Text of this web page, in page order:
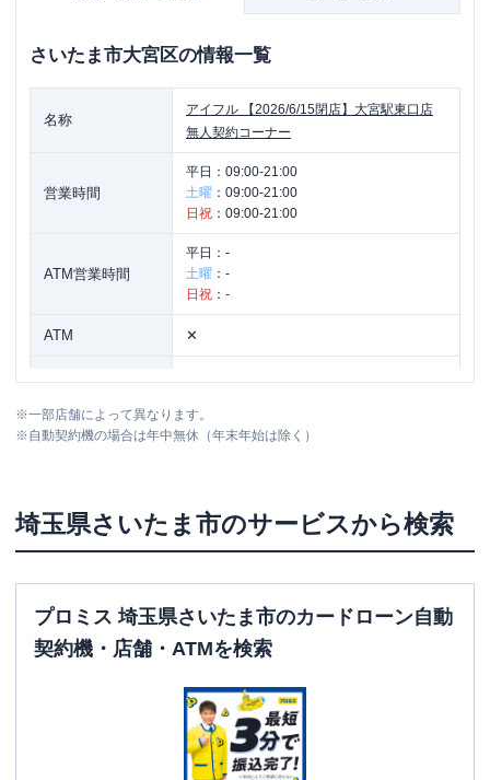
さいたま市大宮区の情報一覧
名称
アイフル
【2026/6/15閉店】大宮駅東口店
無人契約コーナー
営業時間
平日： 09:00-21:00
土曜 ： 09:00-21:00
日祝 ： 09:00-21:00
ATM営業時間
平日： -
土曜 ： -
日祝 ： -
ATM ✕
住所
埼玉県さいたま市大宮区大門町１－１
ミナトビル５F
※一部店舗によって異なります。
※自動契約機の場合は年中無休（年末年始は除く）
埼玉県さいたま市のサービスから検索
プロミス 埼玉県さいたま市のカードローン自動
契約機・店舗・ATMを検索